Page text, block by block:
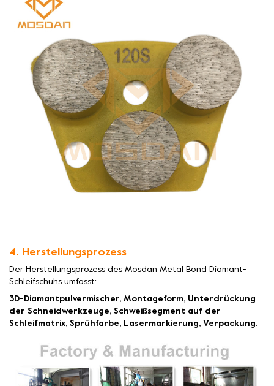
4. Herstellungsprozess
Der Herstellungsprozess des Mosdan Metal Bond Diamant-
Schleifschuhs umfasst:
3D-Diamantpulvermischer, Montageform, Unterdrückung
der Schneidwerkzeuge, Schweißsegment auf der
Schleifmatrix, Sprühfarbe, Lasermarkierung, Verpackung.